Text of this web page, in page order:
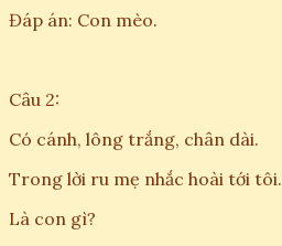
Đáp án: Con mèo.
Câu 2:
Có cánh, lông trắng, chân dài.
Trong lời ru mẹ nhắc hoài tới tôi.
Là con gì?